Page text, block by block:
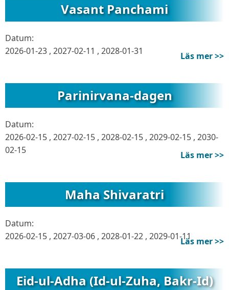
Vasant Panchami
Datum:
2026-01-23 , 2027-02-11 , 2028-01-31 Läs mer >>
Parinirvana-dagen
Datum:
2026-02-15 , 2027-02-15 , 2028-02-15 , 2029-02-15 , 2030-
02-15
Läs mer >>
Maha Shivaratri
Datum:
2026-02-15 , 2027-03-06 , 2028-01-22 , 2029-01-11Läs mer >>
Eid-ul-Adha (Id-ul-Zuha, Bakr-Id)